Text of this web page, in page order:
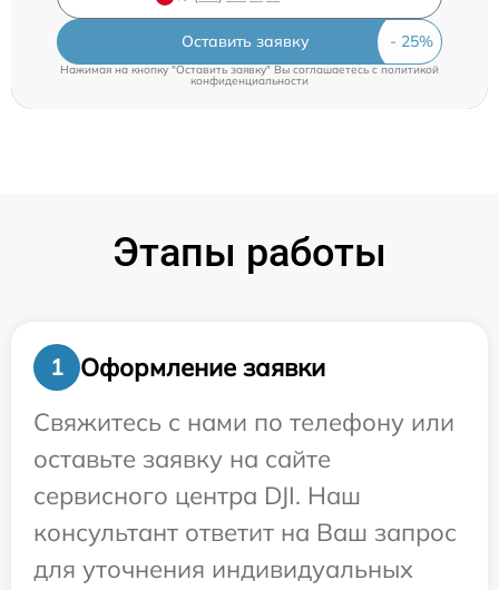
Оставить заявку
Нажимая на кнопку "Оставить заявку" Вы соглашаетесь cполитикой
конфиденциальности
Этапы работы
1
Оформление заявки
Свяжитесь с нами по телефону или
оставьте заявку на сайте
сервисного центра DJI. Наш
консультант ответит на Ваш запрос
для уточнения индивидуальных